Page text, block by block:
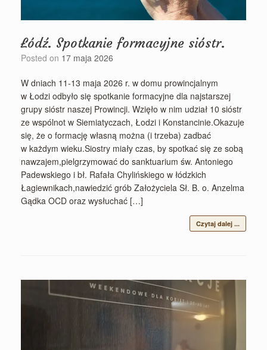
Łódź. Spotkanie formacyjne sióstr.
Posted on 17 maja 2026
W dniach 11-13 maja 2026 r. w domu prowincjalnym
w Łodzi odbyło się spotkanie formacyjne dla najstarszej
grupy sióstr naszej Prowincji. Wzięło w nim udział 10 sióstr
ze wspólnot w Siemiatyczach, Łodzi i Konstancinie.Okazuje
się, że o formację własną można (i trzeba) zadbać
w każdym wieku.Siostry miały czas, by spotkać się ze sobą
nawzajem,pielgrzymować do sanktuarium św. Antoniego
Padewskiego i bł. Rafała Chylińskiego w łódzkich
Łagiewnikach,nawiedzić grób Założyciela Sł. B. o. Anzelma
Gądka OCD oraz wysłuchać […]
Czytaj dalej ...